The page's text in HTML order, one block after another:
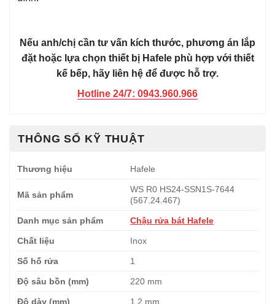
Nếu anh/chị cần tư vấn kích thước, phương án lắp
đặt hoặc lựa chọn thiết bị Hafele phù hợp với thiết
kế bếp, hãy liên hệ để được hỗ trợ.
Hotline 24/7: 0943.960.966
THÔNG SỐ KỸ THUẬT
Thương hiệu Hafele
Mã sản phẩm
WS R0 HS24-SSN1S-7644
(567.24.467)
Danh mục sản phẩm Chậu rửa bát Hafele
Chất liệu Inox
Số hố rửa 1
Độ sâu bồn (mm) 220 mm
Độ dày (mm) 1.2 mm